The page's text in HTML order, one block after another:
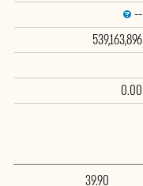
--
539,163,896
0.00
39.90